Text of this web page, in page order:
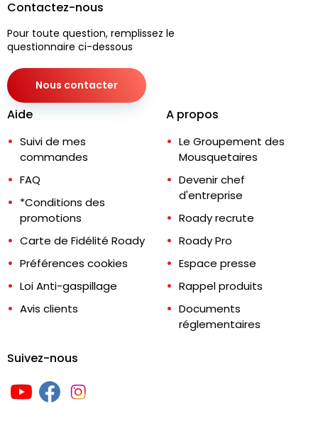
Contactez-nous
Pour toute question, remplissez le
questionnaire ci-dessous
Nous contacter
Aide
Suivi de mes
commandes
FAQ
*Conditions des
promotions
Carte de Fidélité Roady
Préférences cookies
Loi Anti-gaspillage
Avis clients
A propos
Le Groupement des
Mousquetaires
Devenir chef
d'entreprise
Roady recrute
Roady Pro
Espace presse
Rappel produits
Documents
réglementaires
Suivez-nous